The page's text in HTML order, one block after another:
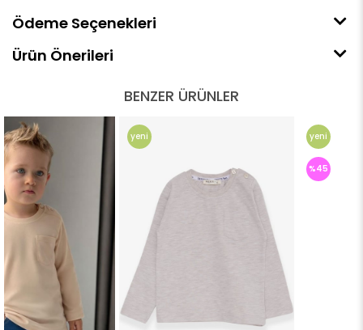
Ödeme Seçenekleri
Ürün Önerileri
BENZER ÜRÜNLER
yeni
%45